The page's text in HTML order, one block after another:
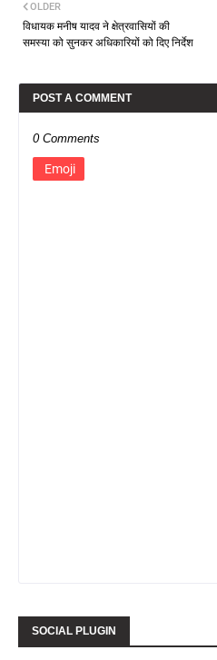
OLDER
विधायक मनीष यादव ने क्षेत्रवासियों की
समस्या को सुनकर अधिकारियों को दिए निर्देश
POST A COMMENT
0 Comments
Emoji
SOCIAL PLUGIN